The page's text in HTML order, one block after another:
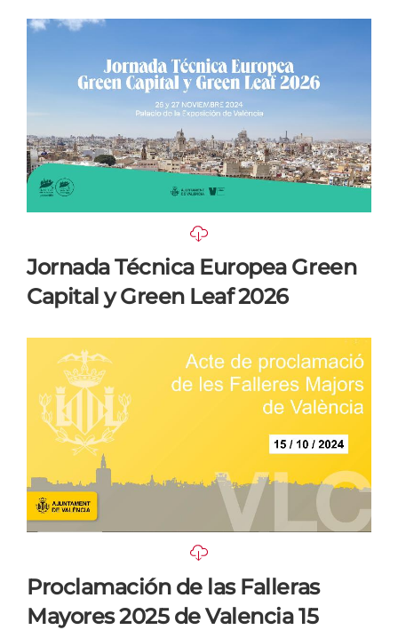
Jornada Técnica Europea Green
Capital y Green Leaf 2026
Proclamación de las Falleras
Mayores 2025 de Valencia 15